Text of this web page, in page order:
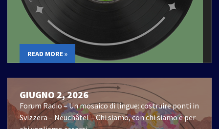
READ MORE »
GIUGNO 2, 2026
Forum Radio – Un mosaico di lingue: costruire ponti in
Svizzera – Neuchâtel – Chi siamo, con chi siamo e per